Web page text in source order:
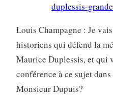
duplessis-
Louis Champagne : Je
historiens qui défend la
Maurice Duplessis, et qui
conférence à ce sujet
Monsieur Dupuis?